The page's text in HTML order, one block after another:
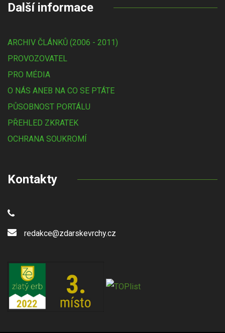
Další informace
ARCHIV ČLÁNKŮ (2006 - 2011)
PROVOZOVATEL
PRO MÉDIA
O NÁS ANEB NA CO SE PTÁTE
PŮSOBNOST PORTÁLU
PŘEHLED ZKRATEK
OCHRANA SOUKROMÍ
Kontakty
redakce@zdarskevrchy.cz